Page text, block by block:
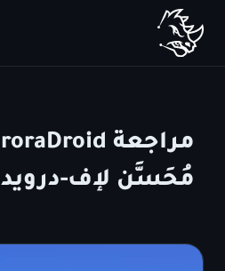
مُحَسَّن لإف-درويد